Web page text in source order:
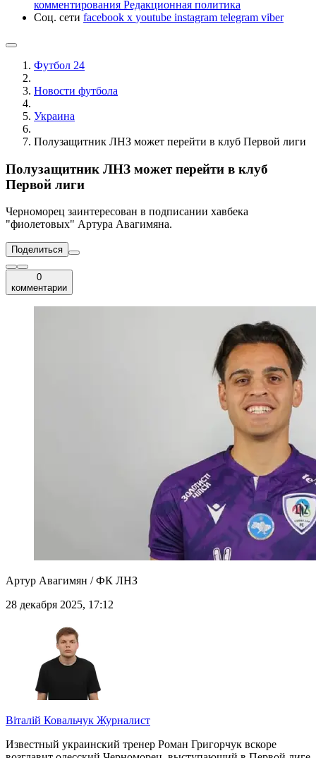
комментирования Редакционная политика
Соц. сети facebook x youtube instagram telegram viber
Футбол 24
Новости футбола
Украина
Полузащитник ЛНЗ может перейти в клуб Первой лиги
Полузащитник ЛНЗ может перейти в клуб
Первой лиги
Черноморец заинтересован в подписании хавбека
"фиолетовых" Артура Авагимяна.
Поделиться
0
комментарии
Артур Авагимян / ФК ЛНЗ
28 декабря 2025, 17:12
Віталій Ковальчук Журналист
Известный украинский тренер Роман Григорчук вскоре